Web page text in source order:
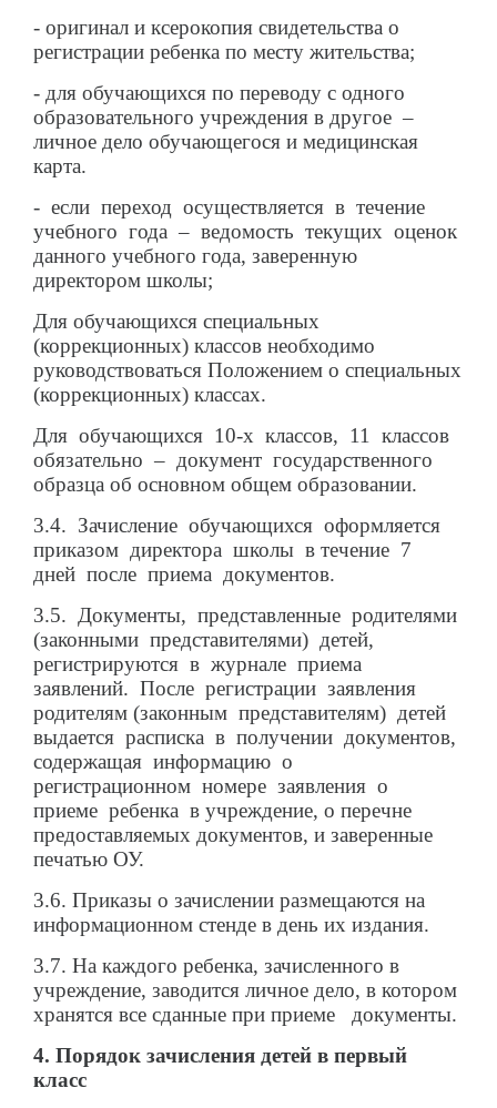
- оригинал и ксерокопия свидетельства о
регистрации ребенка по месту жительства;
- для обучающихся по переводу с одного
образовательного учреждения в другое –
личное дело обучающегося и медицинская
карта.
- если переход осуществляется в течение
учебного года – ведомость текущих оценок
данного учебного года, заверенную
директором школы;
Для обучающихся специальных
(коррекционных) классов необходимо
руководствоваться Положением о специальных
(коррекционных) классах.
Для обучающихся 10-х классов, 11 классов
обязательно – документ государственного
образца об основном общем образовании.
3.4. Зачисление обучающихся оформляется
приказом директора школы в течение 7
дней после приема документов.
3.5. Документы, представленные родителями
(законными представителями) детей,
регистрируются в журнале приема
заявлений. После регистрации заявления
родителям (законным представителям) детей
выдается расписка в получении документов,
содержащая информацию о
регистрационном номере заявления о
приеме ребенка в учреждение, о перечне
предоставляемых документов, и заверенные
печатью ОУ.
3.6. Приказы о зачислении размещаются на
информационном стенде в день их издания.
3.7. На каждого ребенка, зачисленного в
учреждение, заводится личное дело, в котором
хранятся все сданные при приеме документы.
4. Порядок зачисления детей в первый
класс